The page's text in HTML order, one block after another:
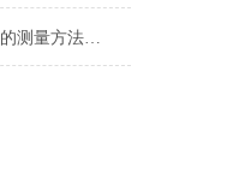
全自动露点仪常采用的测量方法有哪些呢